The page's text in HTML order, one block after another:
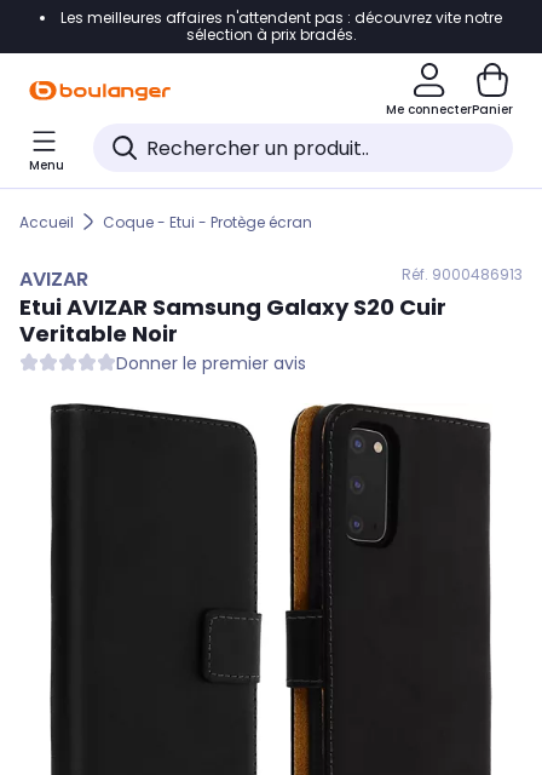
Accéder directement à la navigation
Accéder directement au pied de page
Accéder directement au chatbot
Les meilleures affaires n'attendent pas : découvrez vite notre
sélection à prix bradés.
Me connecterPanier
Menu
Accueil Coque - Etui - Protège écran
AVIZAR Réf. 9000486913
EtuiAVIZAR Samsung Galaxy S20 Cuir
Veritable Noir
Donner le premier avis